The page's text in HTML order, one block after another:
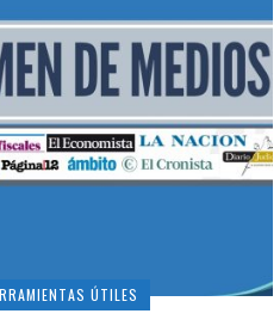
ÚTILES